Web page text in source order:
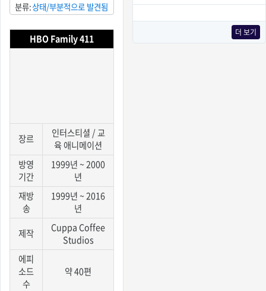
더 보기
분류 상태/부분적으로 발견됨
HBO Family 411
장르
인터스티셜 / 교
육 애니메이션
방영
기간
1999년 ~ 2000
년
재방
송
1999년 ~ 2016
년
제작
Cuppa Coffee
Studios
에피
소드
수
약 40편